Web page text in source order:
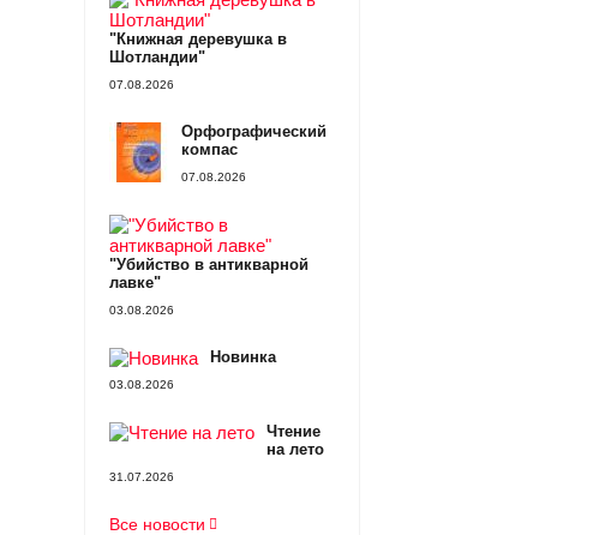
"Книжная деревушка в
Шотландии"
07.08.2026
Орфографический
компас
07.08.2026
"Убийство в антикварной
лавке"
03.08.2026
Новинка
03.08.2026
Чтение
на лето
31.07.2026
Все новости